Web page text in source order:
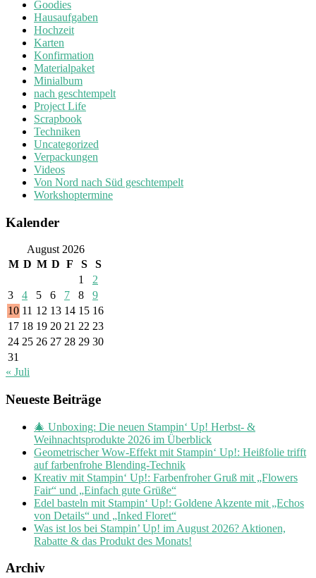
Goodies
Hausaufgaben
Hochzeit
Karten
Konfirmation
Materialpaket
Minialbum
nach geschtempelt
Project Life
Scrapbook
Techniken
Uncategorized
Verpackungen
Videos
Von Nord nach Süd geschtempelt
Workshoptermine
Kalender
August 2026
M D M D F S
S
1
2
3
4 5 6 7 8
9
10 11 12 13 14 15 16
17 18 19 20 21 22 23
24 25 26 27 28 29 30
31
« Juli
Neueste Beiträge
🎄 Unboxing: Die neuen Stampin‘ Up! Herbst- &
Weihnachtsprodukte 2026 im Überblick
Geometrischer Wow-Effekt mit Stampin‘ Up!: Heißfolie trifft
auf farbenfrohe Blending-Technik
Kreativ mit Stampin‘ Up!: Farbenfroher Gruß mit „Flowers
Fair“ und „Einfach gute Grüße“
Edel basteln mit Stampin‘ Up!: Goldene Akzente mit „Echos
von Details“ und „Inked Floret“
Was ist los bei Stampin’ Up! im August 2026? Aktionen,
Rabatte & das Produkt des Monats!
Archiv